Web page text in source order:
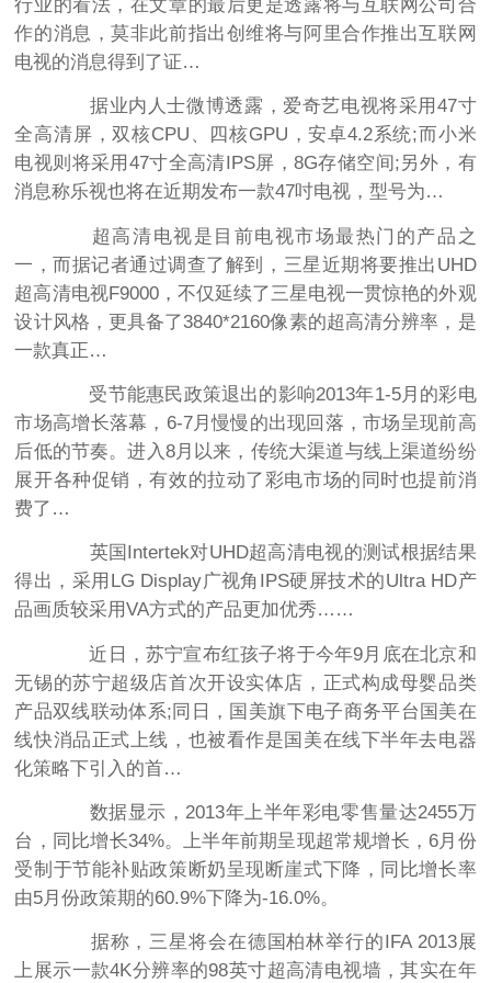
行业的看法，在文章的最后更是透露将与互联网公司合
作的消息，莫非此前指出创维将与阿里合作推出互联网
电视的消息得到了证…
据业内人士微博透露，爱奇艺电视将采用47寸
全高清屏，双核CPU、四核GPU，安卓4.2系统;而小米
电视则将采用47寸全高清IPS屏，8G存储空间;另外，有
消息称乐视也将在近期发布一款47吋电视，型号为…
超高清电视是目前电视市场最热门的产品之
一，而据记者通过调查了解到，三星近期将要推出UHD
超高清电视F9000，不仅延续了三星电视一贯惊艳的外观
设计风格，更具备了3840*2160像素的超高清分辨率，是
一款真正…
受节能惠民政策退出的影响2013年1-5月的彩电
市场高增长落幕，6-7月慢慢的出现回落，市场呈现前高
后低的节奏。进入8月以来，传统大渠道与线上渠道纷纷
展开各种促销，有效的拉动了彩电市场的同时也提前消
费了…
英国Intertek对UHD超高清电视的测试根据结果
得出，采用LG Display广视角IPS硬屏技术的Ultra HD产
品画质较采用VA方式的产品更加优秀……
近日，苏宁宣布红孩子将于今年9月底在北京和
无锡的苏宁超级店首次开设实体店，正式构成母婴品类
产品双线联动体系;同日，国美旗下电子商务平台国美在
线快消品正式上线，也被看作是国美在线下半年去电器
化策略下引入的首…
数据显示，2013年上半年彩电零售量达2455万
台，同比增长34%。上半年前期呈现超常规增长，6月份
受制于节能补贴政策断奶呈现断崖式下降，同比增长率
由5月份政策期的60.9%下降为-16.0%。
据称，三星将会在德国柏林举行的IFA 2013展
上展示一款4K分辨率的98英寸超高清电视墙，其实在年